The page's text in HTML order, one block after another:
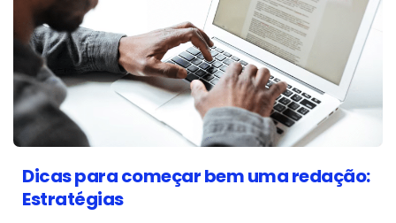
Dicas para começar bem uma redação:
Estratégias